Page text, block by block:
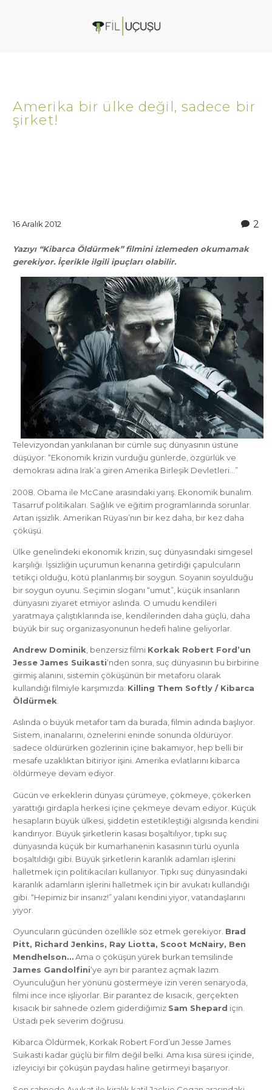
Amerika bir ülke değil, sadece bir
şirket!
2
16 Aralık 2012
Yazıyı “Kibarca Öldürmek” filmini izlemeden okumamak
gerekiyor. İçerikle ilgili ipuçları olabilir.
Televizyondan yankılanan bir cümle suç dünyasının üstüne
düşüyor: “Ekonomik krizin vurduğu günlerde, özgürlük ve
demokrası adına Irak’a giren Amerika Birleşik Devletleri…”
2008. Obama ile McCane arasındaki yarış. Ekonomik bunalım.
Tasarruf politikaları. Sağlık ve eğitim programlarında sorunlar.
Artan işsizlik. Amerikan Rüyası’nın bir kez daha, bir kez daha
çöküşü.
Ülke genelindeki ekonomik krizin, suç dünyasındaki simgesel
karşılığı. İşsizliğin uçurumun kenarına getirdiği çapulcuların
tetikçi olduğu, kötü planlanmış bir soygun. Soyanın soyulduğu
bir soygun oyunu. Seçimin sloganı “umut”, küçük insanların
dünyasını ziyaret etmiyor aslında. O umudu kendileri
yaratmaya çalıştıklarında ise, kendilerinden daha güçlü, daha
büyük bir suç organizasyonunun hedefi haline geliyorlar.
Andrew Dominik , benzersiz filmi Korkak Robert Ford’un
Jesse James Suikasti‘nden sonra, suç dünyasının bu birbirine
girmiş alanını, sistemin çöküşünün bir metaforu olarak
kullandığı filmiyle karşımızda: Killing Them Softly / Kibarca
Öldürmek
Aslında o büyük metafor tam da burada, filmin adında başlıyor.
Sistem, inanalarını, öznelerini eninde sonunda öldürüyor.
sadece öldürürken gözlerinin içine bakamıyor, hep belli bir
mesafe uzaklıktan bitiriyor işini. Amerika evlatlarını kibarca
öldürmeye devam ediyor.
Gücün ve erkeklerin dünyası çürümeye, çökmeye, çökerken
yarattığı girdapla herkesi içine çekmeye devam ediyor. Küçük
hesapların büyük ülkesi, şiddetin estetikleştiği algısında kendini
kandırıyor. Büyük şirketlerin kasası boşaltılıyor, tıpkı suç
dünyasında küçük bir kumarhanenin kasasının türlü oyunla
boşaltıldığı gibi. Büyük şirketlerin karanlık adamları işlerini
halletmek için politikacıları kullanıyor. Tıpkı suç dünyasındaki
karanlık adamların işlerini halletmek için bir avukatı kullandığı
gibi. “Hepimiz bir insanız!” yalanı kendini yiyor, vatandaşlarını
yiyor.
Oyuncuların gücünden özellikle söz etmek gerekiyor. Brad
Pitt, Richard Jenkins, Ray Liotta, Scoot McNairy, Ben
Mendhelson…Ama o çöküşün yürek burkan temsilinde
James Gandolfini‘ye ayrı bir parantez açmak lazım.
Oyunculuğun her yönünü göstermeye izin veren senaryoda,
filmi ince ince işliyorlar. Bir parantez de kısacık, gerçekten
kısacık bir sahnede özlem giderdiğimiz Sam Shepard için.
Üstadı pek severim doğrusu.
Kibarca Öldürmek, Korkak Robert Ford’un Jesse James
Suikasti kadar güçlü bir film değil belki. Ama kısa süresi içinde,
izleyiciyi bir çöküşün paydası haline getirmeyi başarıyor.